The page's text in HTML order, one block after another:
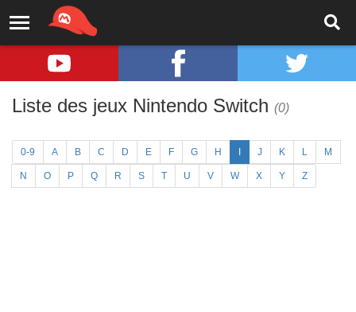
Liste des jeux Nintendo Switch (0)
0-9 A B C D E F G H J K L M
N O P Q R S T U V W X Y Z